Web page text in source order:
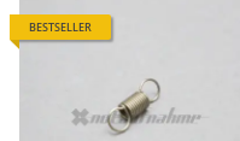
BESTSELLER